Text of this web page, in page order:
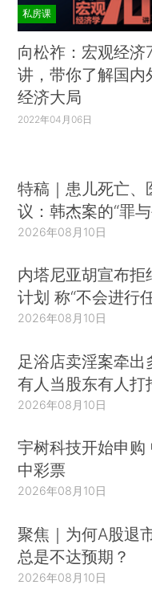
私房课
向松祚：宏观经济
讲，带你了解国内
经济大局
2022年04月06日
特稿｜患儿死亡、
议：韩杰案的“罪
2026年08月10日
内塔尼亚胡宣布拒
计划 称“不会进行
2026年08月10日
足浴店卖淫案牵出
有人当股东有人打
2026年08月10日
宇树科技开始申购
中彩票
2026年08月10日
聚焦｜为何A股退
总是不达预期？
2026年08月10日